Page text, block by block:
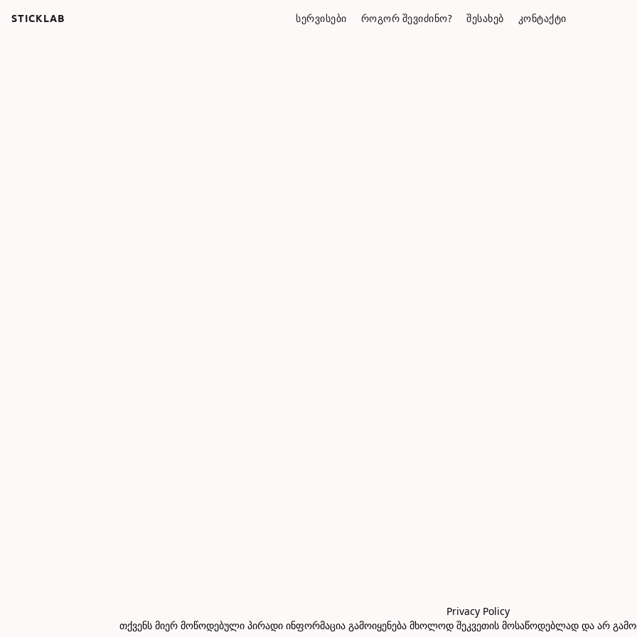
STICKLAB ᲡᲔᲠᲕᲘᲡᲔᲑᲘ ᲠᲝᲒᲝᲠ ᲨᲔᲕᲘᲫᲘᲜᲝ? ᲨᲔᲡᲐᲮᲔᲑ ᲙᲝᲜᲢᲐᲥᲢᲘ
Privacy Policy
თქვენს მიერ მოწოდებული პირადი ინფორმაცია გამოიყენება მხოლოდ შეკვეთის მოსაწოდებლად და არ